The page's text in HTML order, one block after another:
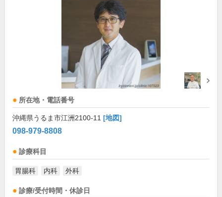
所在地・電話番号
沖縄県うるま市江洲2100-11 [地図]
098-979-8808
診療科目
胃腸科 内科 外科
診療/受付時間・休診日